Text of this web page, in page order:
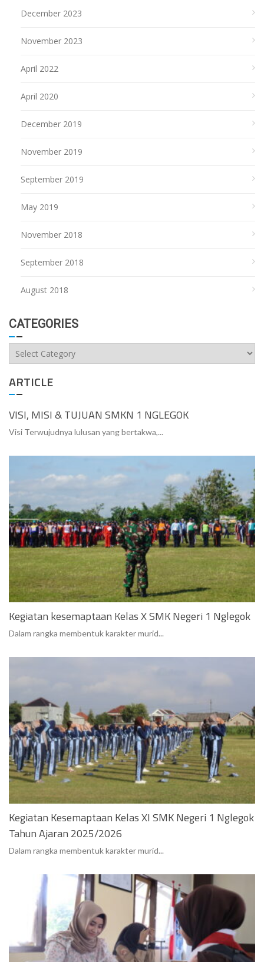
December 2023
November 2023
April 2022
April 2020
December 2019
November 2019
September 2019
May 2019
November 2018
September 2018
August 2018
CATEGORIES
Categories
ARTICLE
VISI, MISI & TUJUAN SMKN 1 NGLEGOK
Visi Terwujudnya lulusan yang bertakwa,...
Kegiatan kesemaptaan Kelas X SMK Negeri 1 Nglegok
Dalam rangka membentuk karakter murid...
Kegiatan Kesemaptaan Kelas XI SMK Negeri 1 Nglegok
Tahun Ajaran 2025/2026
Dalam rangka membentuk karakter murid...